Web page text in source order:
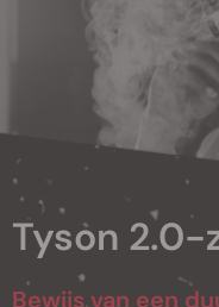
Tyson 2.0-
Bewijs van een